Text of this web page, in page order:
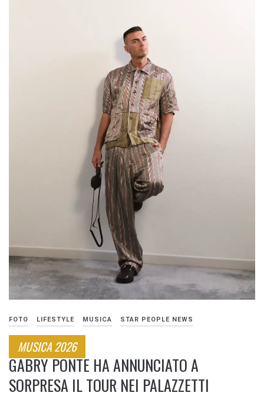
FOTO LIFESTYLE MUSICA STAR PEOPLE NEWS
MUSICA 2026
GABRY PONTE HA ANNUNCIATO A
SORPRESA IL TOUR NEI PALAZZETTI